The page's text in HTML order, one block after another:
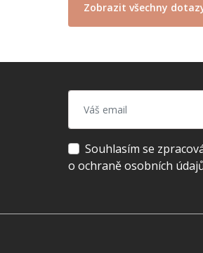
Zobrazit všechny
Souhlasím se
o ochraně osobních